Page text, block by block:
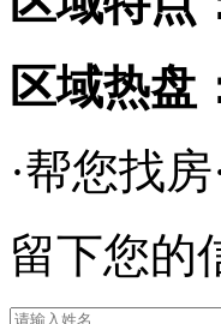
区域热盘
·帮您找房
留下您的